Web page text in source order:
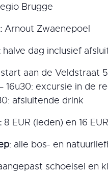
Brugge
Arnout Zwaenepoel
halve dag inclusief
start aan de Veldstraat
16u30: excursie in de
afsluitende drink
8 EUR (leden) en 16
: alle bos- en
schoeisel en